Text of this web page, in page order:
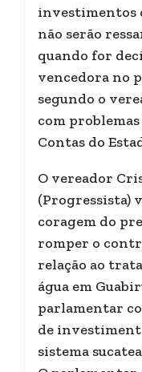
investimentos
não serão
quando for
vencedora no
segundo o
com
Contas do
O vereador
(Progressista)
coragem do
romper o
relação ao
água em
parlamentar
de
sistema